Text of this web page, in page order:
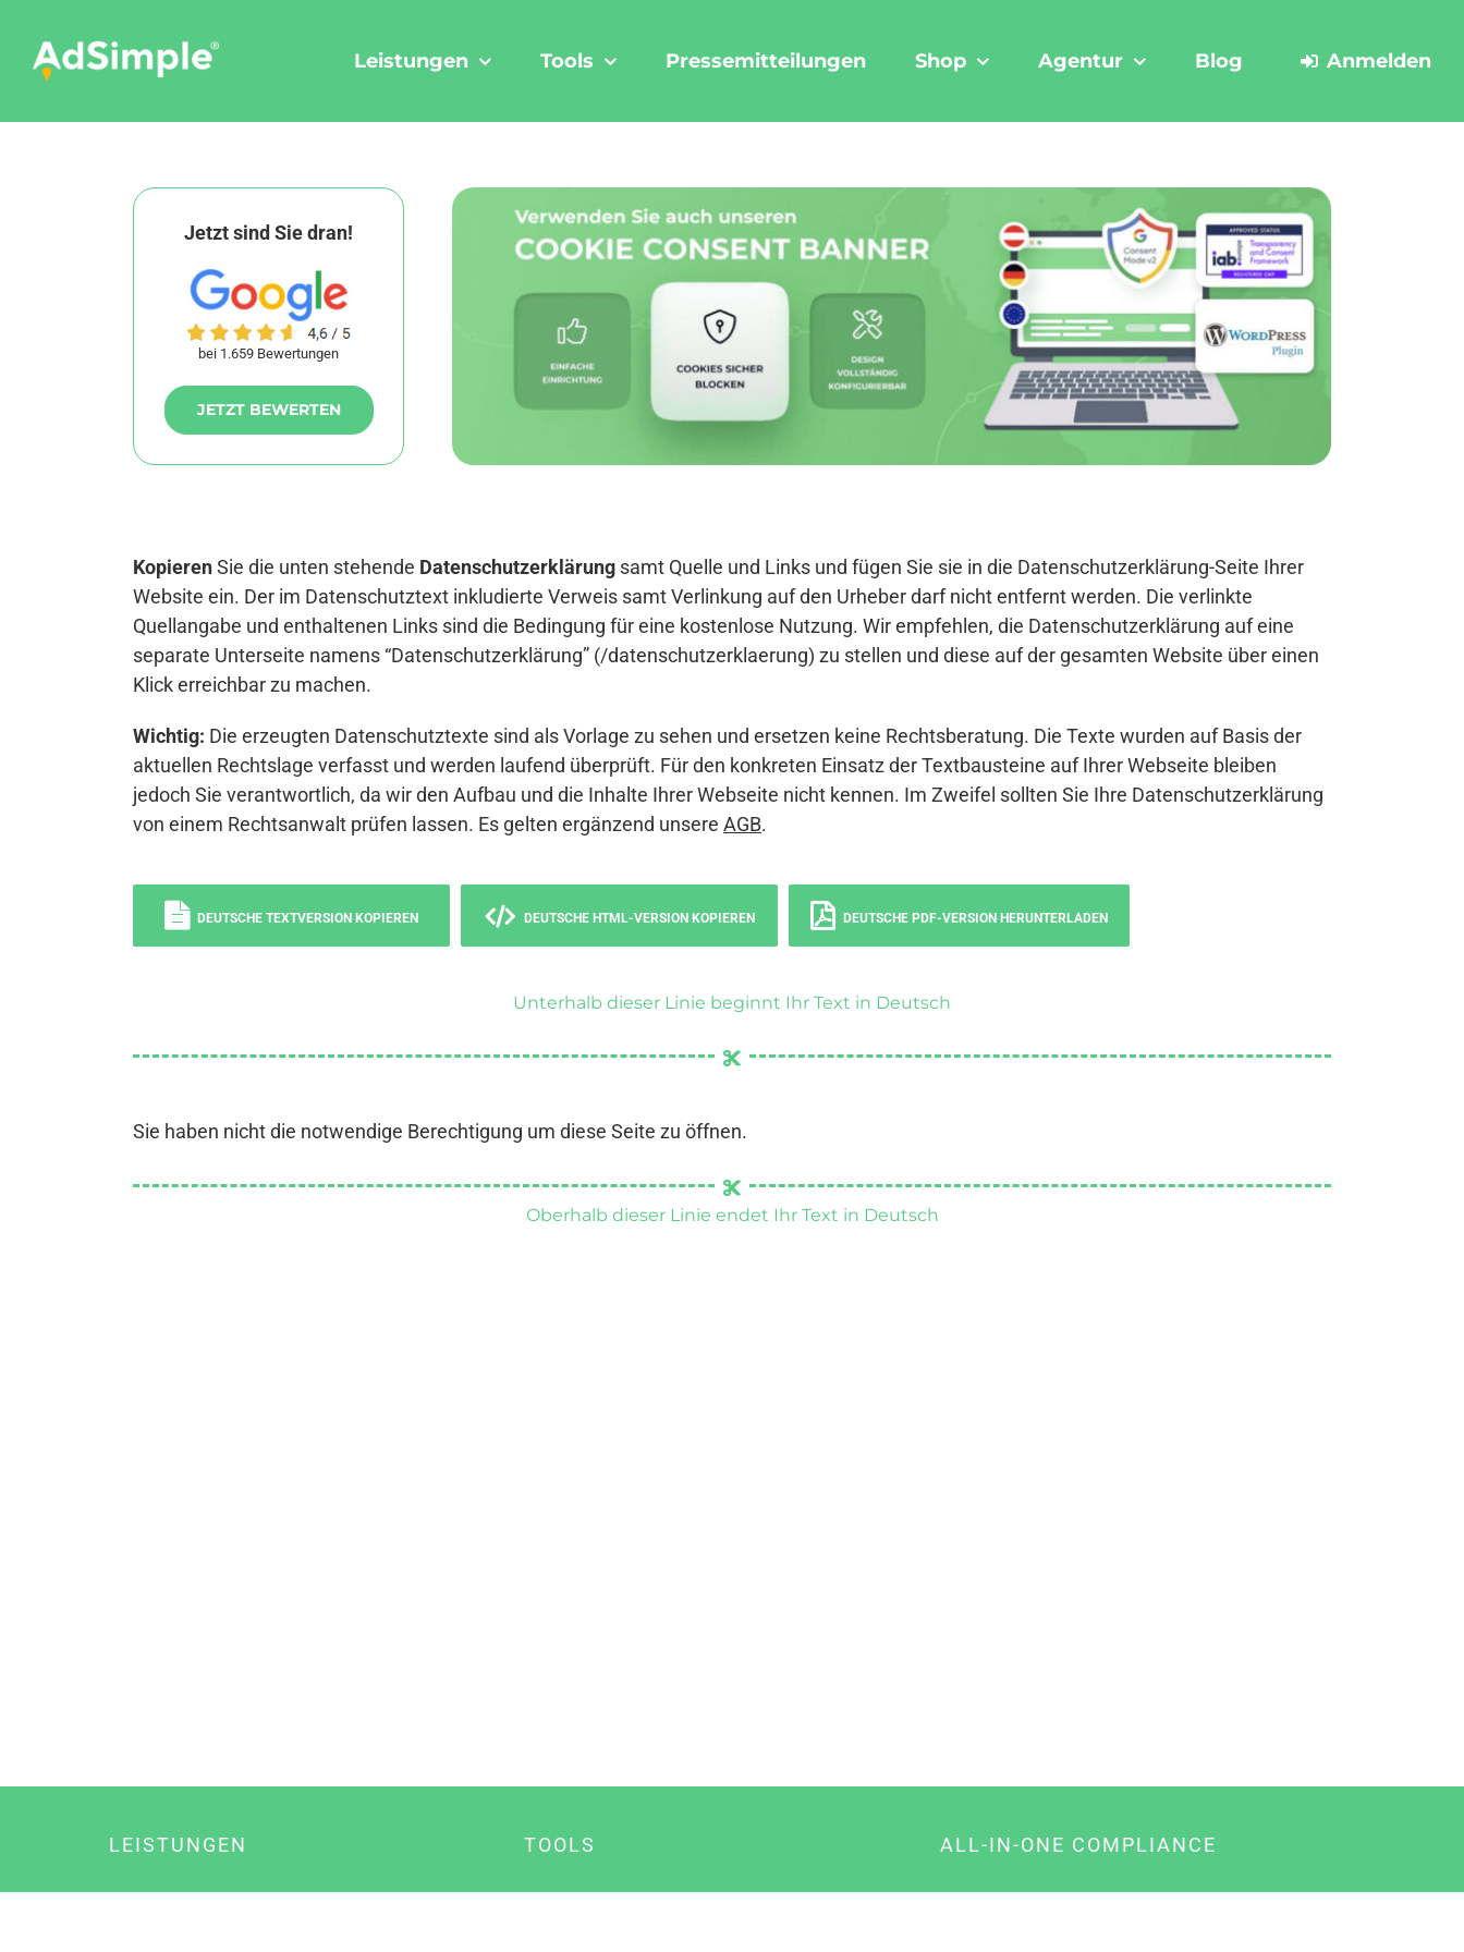
content
Leistungen Tools Pressemitteilungen Shop Agentur Blog Anmelden
Jetzt sind Sie dran!
bei 1.659 Bewertungen
JETZT BEWERTEN
KopierenSie die unten stehende Datenschutzerklärung samt Quelle und Links und fügen Sie sie in die Datenschutzerklärung-Seite Ihrer
Website ein. Der im Datenschutztext inkludierte Verweis samt Verlinkung auf den Urheber darf nicht entfernt werden. Die verlinkte
Quellangabe und enthaltenen Links sind die Bedingung für eine kostenlose Nutzung. Wir empfehlen, die Datenschutzerklärung auf eine
separate Unterseite namens “Datenschutzerklärung” (/datenschutzerklaerung) zu stellen und diese auf der gesamten Website über einen
Klick erreichbar zu machen.
Wichtig: Die erzeugten Datenschutztexte sind als Vorlage zu sehen und ersetzen keine Rechtsberatung. Die Texte wurden auf Basis der
aktuellen Rechtslage verfasst und werden laufend überprüft. Für den konkreten Einsatz der Textbausteine auf Ihrer Webseite bleiben
jedoch Sie verantwortlich, da wir den Aufbau und die Inhalte Ihrer Webseite nicht kennen. Im Zweifel sollten Sie Ihre Datenschutzerklärung
von einem Rechtsanwalt prüfen lassen. Es gelten ergänzend unsere AGB.
DEUTSCHE TEXTVERSION KOPIEREN DEUTSCHE HTML-VERSION KOPIEREN DEUTSCHE PDF-VERSION HERUNTERLADEN
Unterhalb dieser Linie beginnt Ihr Text in Deutsch
Sie haben nicht die notwendige Berechtigung um diese Seite zu öffnen.
Oberhalb dieser Linie endet Ihr Text in Deutsch
LEISTUNGEN TOOLS ALL-IN-ONE COMPLIANCE